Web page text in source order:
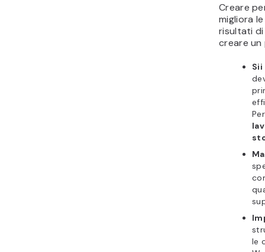
Creare
migliora
risultati
creare un
le